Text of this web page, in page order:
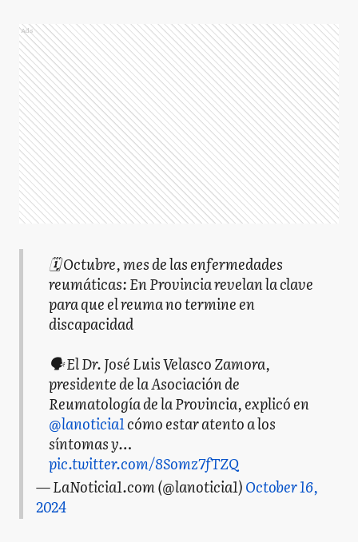
Ads
🗓 Octubre, mes de las enfermedades
reumáticas: En Provincia revelan la clave
para que el reuma no termine en
discapacidad
🗣 El Dr. José Luis Velasco Zamora,
presidente de la Asociación de
Reumatología de la Provincia, explicó en
@lanoticia1cómo estar atento a los
síntomas y…
pic.twitter.com/8Somz7fTZQ
— LaNoticia1.com (@lanoticia1)October 16,
2024